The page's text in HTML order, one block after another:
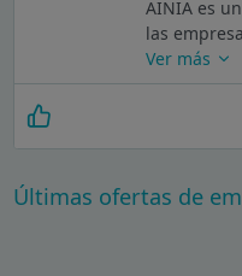
AINIA es
las
Ver más
Últimas ofertas de